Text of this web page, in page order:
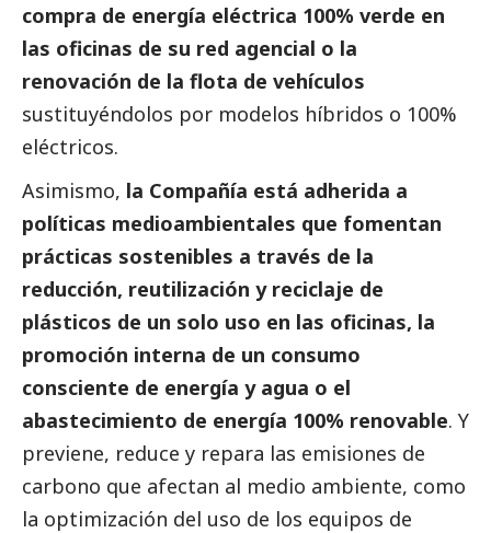
compra de energía eléctrica 100% verde en
las oficinas de su red agencial o la
renovación de la flota de vehículos
sustituyéndolos por modelos híbridos o 100%
eléctricos.
Asimismo, la Compañía está adherida a
políticas medioambientales que fomentan
prácticas sostenibles a través de la
reducción, reutilización y reciclaje de
plásticos de un solo uso en las oficinas, la
promoción interna de un consumo
consciente de energía y agua o el
abastecimiento de energía 100% renovable. Y
previene, reduce y repara las emisiones de
carbono que afectan al medio ambiente, como
la optimización del uso de los equipos de